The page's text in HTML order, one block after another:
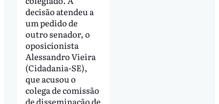
decisão atendeu a
um pedido de
outro senador, o
oposicionista
Alessandro Vieira
(Cidadania-SE),
que acusou o
colega de comissão
de disseminação de